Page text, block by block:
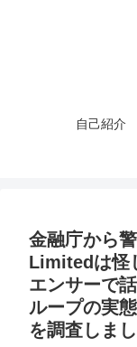
自己紹介
金融庁から
Limitedは怪
エンサーで
ループの実
を調査しま